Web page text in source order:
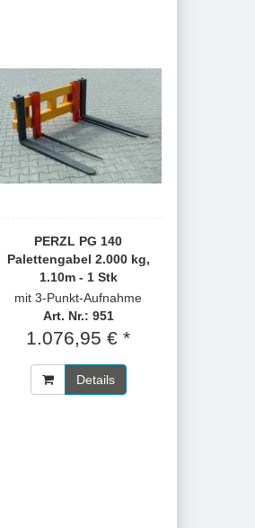
PERZL PG 140
Palettengabel 2.000 kg,
1.10m - 1 Stk
mit 3-Punkt-Aufnahme
Art. Nr.: 951
1.076,95 € *
Details